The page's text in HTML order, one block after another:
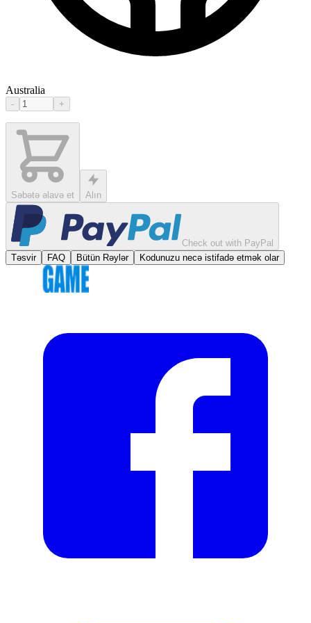
Australia
- +
Səbətə əlavə et Alın
Check out with PayPal
Təsvir
FAQ Bütün Rəylər Kodunuzu necə istifadə etmək olar